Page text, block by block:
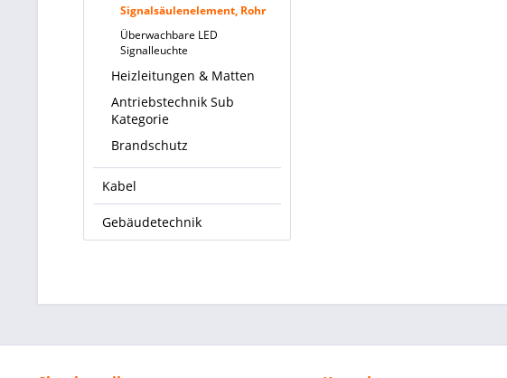
Signalsäulenelement, Rohr
Überwachbare LED
Signalleuchte
Heizleitungen & Matten
Antriebstechnik Sub
Kategorie
Brandschutz
Kabel
Gebäudetechnik